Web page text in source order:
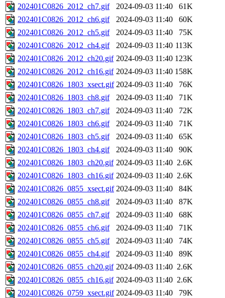
202401C0826_2012_ch7.gif
2024-09-03 11:40
61K
202401C0826_2012_ch6.gif
2024-09-03 11:40
60K
202401C0826_2012_ch5.gif
2024-09-03 11:40
75K
202401C0826_2012_ch4.gif
2024-09-03 11:40 113K
202401C0826_2012_ch20.gif 2024-09-03 11:40 123K
202401C0826_2012_ch16.gif 2024-09-03 11:40 158K
202401C0826_1803_xsect.gif 2024-09-03 11:40
76K
202401C0826_1803_ch8.gif
2024-09-03 11:40
71K
202401C0826_1803_ch7.gif
2024-09-03 11:40
72K
202401C0826_1803_ch6.gif
2024-09-03 11:40
71K
202401C0826_1803_ch5.gif
2024-09-03 11:40
65K
202401C0826_1803_ch4.gif
2024-09-03 11:40
90K
202401C0826_1803_ch20.gif 2024-09-03 11:40 2.6K
202401C0826_1803_ch16.gif 2024-09-03 11:40 2.6K
202401C0826_0855_xsect.gif 2024-09-03 11:40
84K
202401C0826_0855_ch8.gif
2024-09-03 11:40
87K
202401C0826_0855_ch7.gif
2024-09-03 11:40
68K
202401C0826_0855_ch6.gif
2024-09-03 11:40
71K
202401C0826_0855_ch5.gif
2024-09-03 11:40
74K
202401C0826_0855_ch4.gif
2024-09-03 11:40
89K
202401C0826_0855_ch20.gif 2024-09-03 11:40 2.6K
202401C0826_0855_ch16.gif 2024-09-03 11:40 2.6K
202401C0826_0759_xsect.gif 2024-09-03 11:40
79K